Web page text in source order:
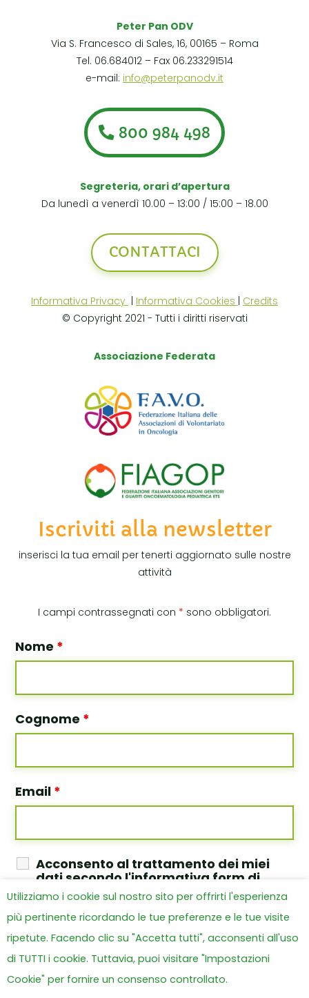
Peter Pan ODV
Via S. Francesco di Sales, 16, 00165 – Roma
Tel. 06.684012 – Fax 06.233291514
e-mail: info@peterpanodv.it
800 984 498
Segreteria, orari d’apertura
Da lunedì a venerdì 10.00 – 13:00 / 15:00 – 18.00
CONTATTACI
Informativa Privacy | Informativa Cookies | Credits
© Copyright 2021 - Tutti i diritti riservati
Associazione Federata
Iscriviti alla newsletter
inserisci la tua email per tenerti aggiornato sulle nostre
attività
I campi contrassegnati con * sono obbligatori.
Nome *
Cognome *
Email *
Acconsento al trattamento dei miei
dati secondo l'informativa form di
contatto*
Leggi l'informativa
Utilizziamo i cookie sul nostro sito per offrirti l'esperienza
più pertinente ricordando le tue preferenze e le tue visite
ripetute. Facendo clic su "Accetta tutti", acconsenti all'uso
di TUTTI i cookie. Tuttavia, puoi visitare "Impostazioni
Cookie" per fornire un consenso controllato.